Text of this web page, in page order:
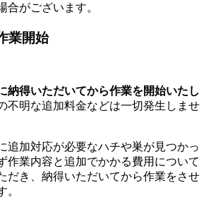
合がございます。
業開始
納得いただいてから作業を開始いたし
不明な追加料金などは一切発生しませ
追加対応が必要なハチや巣が見つかっ
作業内容と追加でかかる費用について
だき、納得いただいてから作業をさせ
。